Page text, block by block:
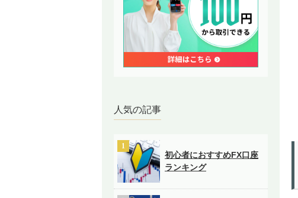
人気の記事
初心者におすすめFX口座
ランキング